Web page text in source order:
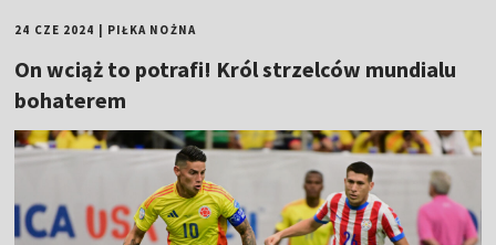
24 CZE 2024 PIŁKA NOŻNA
On wciąż to potrafi! Król strzelców mundialu
bohaterem